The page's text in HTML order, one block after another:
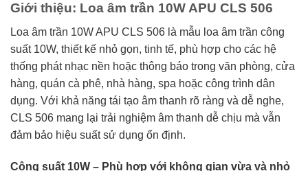
Giới thiệu: Loa âm trần 10W APU CLS 506
Loa âm trần 10W APU CLS 506 là mẫu loa âm trần công
suất 10W, thiết kế nhỏ gọn, tinh tế, phù hợp cho các hệ
thống phát nhạc nền hoặc thông báo trong văn phòng, cửa
hàng, quán cà phê, nhà hàng, spa hoặc công trình dân
dụng. Với khả năng tái tạo âm thanh rõ ràng và dễ nghe,
CLS 506 mang lại trải nghiệm âm thanh dễ chịu mà vẫn
đảm bảo hiệu suất sử dụng ổn định.
Công suất 10W – Phù hợp với không gian vừa và nhỏ